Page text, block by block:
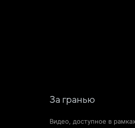
За гранью
Видео, доступное в